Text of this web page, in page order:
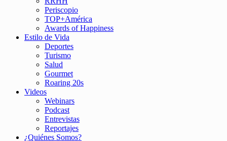
Periscopio
TOP+América
Awards of Happiness
Estilo de Vida
Deportes
Turismo
Salud
Gourmet
Roaring 20s
Videos
Webinars
Podcast
Entrevistas
Reportajes
¿Quiénes Somos?